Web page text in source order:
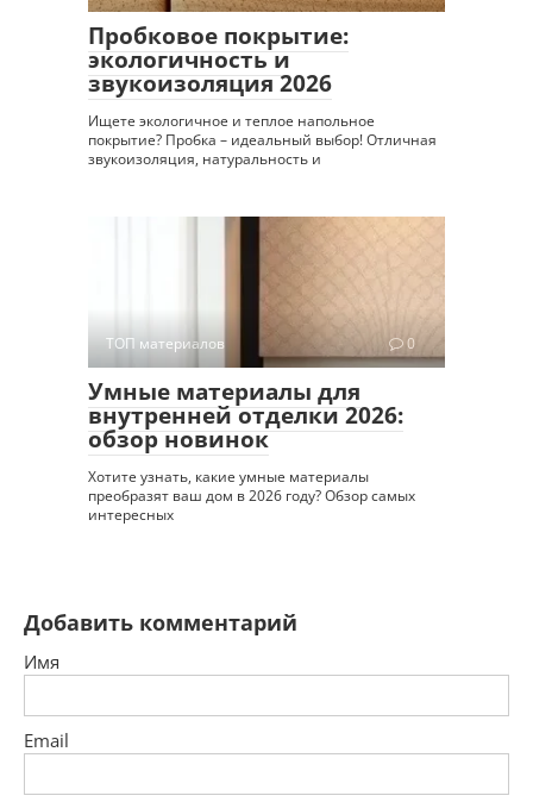
Пробковое покрытие:
экологичность и
звукоизоляция 2026
Ищете экологичное и теплое напольное
покрытие? Пробка – идеальный выбор! Отличная
звукоизоляция, натуральность и
ТОП материалов 0
Умные материалы для
внутренней отделки 2026:
обзор новинок
Хотите узнать, какие умные материалы
преобразят ваш дом в 2026 году? Обзор самых
интересных
Добавить комментарий
Имя
Email